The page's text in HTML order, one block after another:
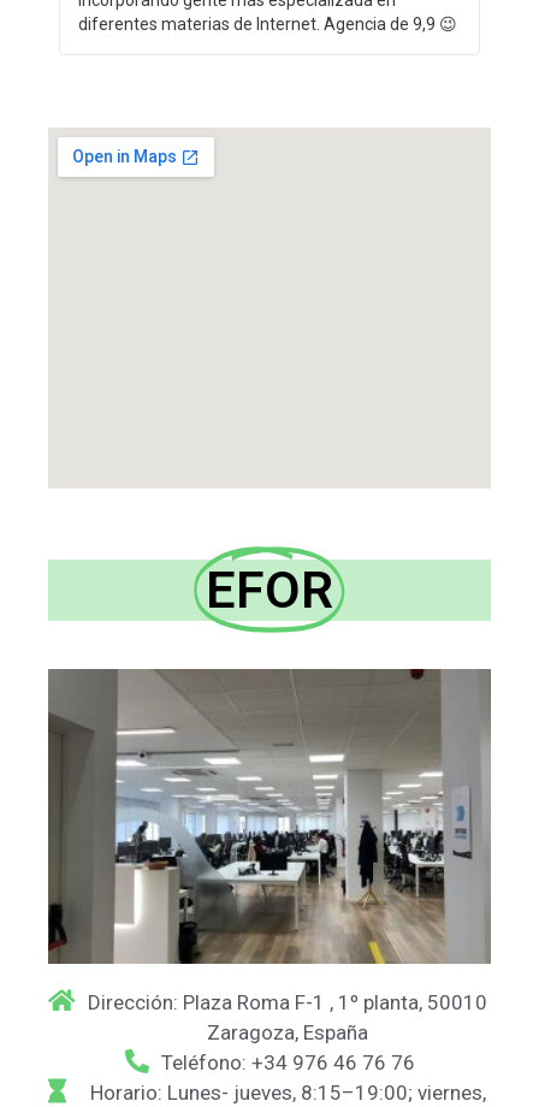
diferentes materias de Internet. Agencia de 9,9 😉
EFOR
Dirección: Plaza Roma F-1 , 1º planta, 50010
Zaragoza, España
Teléfono: +34 976 46 76 76
Horario: Lunes- jueves, 8:15–19:00; viernes,